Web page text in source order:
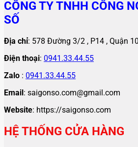
CÔNG TY TNHH CÔNG
SỐ
Địa chỉ: 578 Đường 3/2 , P14 , Quận 10
Điện thoại: 0941.33.44.55
Zalo : 0941.33.44.55
Email: saigonso.com@gmail.com
Website: https://saigonso.com
HỆ THỐNG CỬA HÀNG